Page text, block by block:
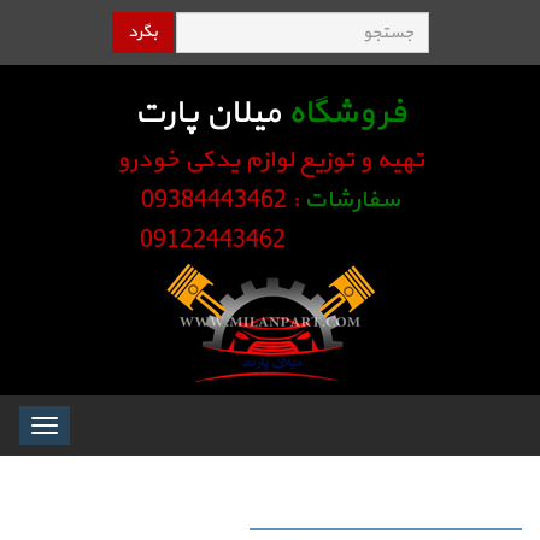
بگرد
فروشگاه میلان پارت
تهیه و توزیع لوازم یدکی خودرو
سفارشات : 09384443462
Toggle